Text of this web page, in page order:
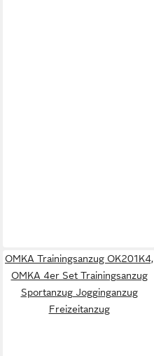
OMKA Trainingsanzug OK201K4,
OMKA 4er Set Trainingsanzug
Sportanzug Jogginganzug
Freizeitanzug